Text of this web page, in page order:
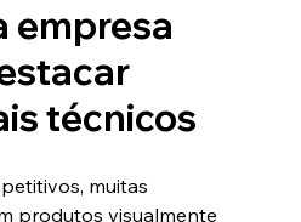
empresa
técnicos
muitas
produtos visualmente